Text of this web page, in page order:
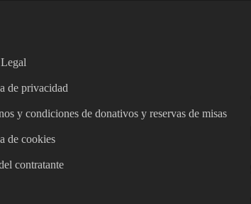
de privacidad
y condiciones de donativos y reservas de misas
de cookies
contratante